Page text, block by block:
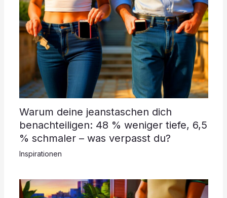
Warum deine jeanstaschen dich
benachteiligen: 48 % weniger tiefe, 6,5
% schmaler – was verpasst du?
Inspirationen